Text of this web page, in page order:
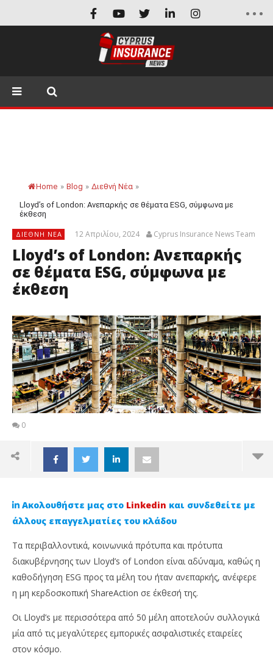
Home » Blog » Διεθνή Νέα »
Lloyd’s of London: Ανεπαρκής σε θέματα ESG, σύμφωνα με
έκθεση
ΔΙΕΘΝΉ ΝΈΑ 12 Απριλίου, 2024 Cyprus Insurance News Team
Lloyd’s of London: Ανεπαρκής
σε θέματα ESG, σύμφωνα με
έκθεση
0
Ακολουθήστε μας στο Linkedin και συνδεθείτε με
άλλους επαγγελματίες του κλάδου
Τα περιβαλλοντικά, κοινωνικά πρότυπα και πρότυπα
διακυβέρνησης των Lloyd’s of London είναι αδύναμα, καθώς η
καθοδήγηση ESG προς τα μέλη του ήταν ανεπαρκής, ανέφερε
η μη κερδοσκοπική ShareAction σε έκθεσή της.
Οι Lloyd’s με περισσότερα από 50 μέλη αποτελούν συλλογικά
μία από τις μεγαλύτερες εμπορικές ασφαλιστικές εταιρείες
στον κόσμο.